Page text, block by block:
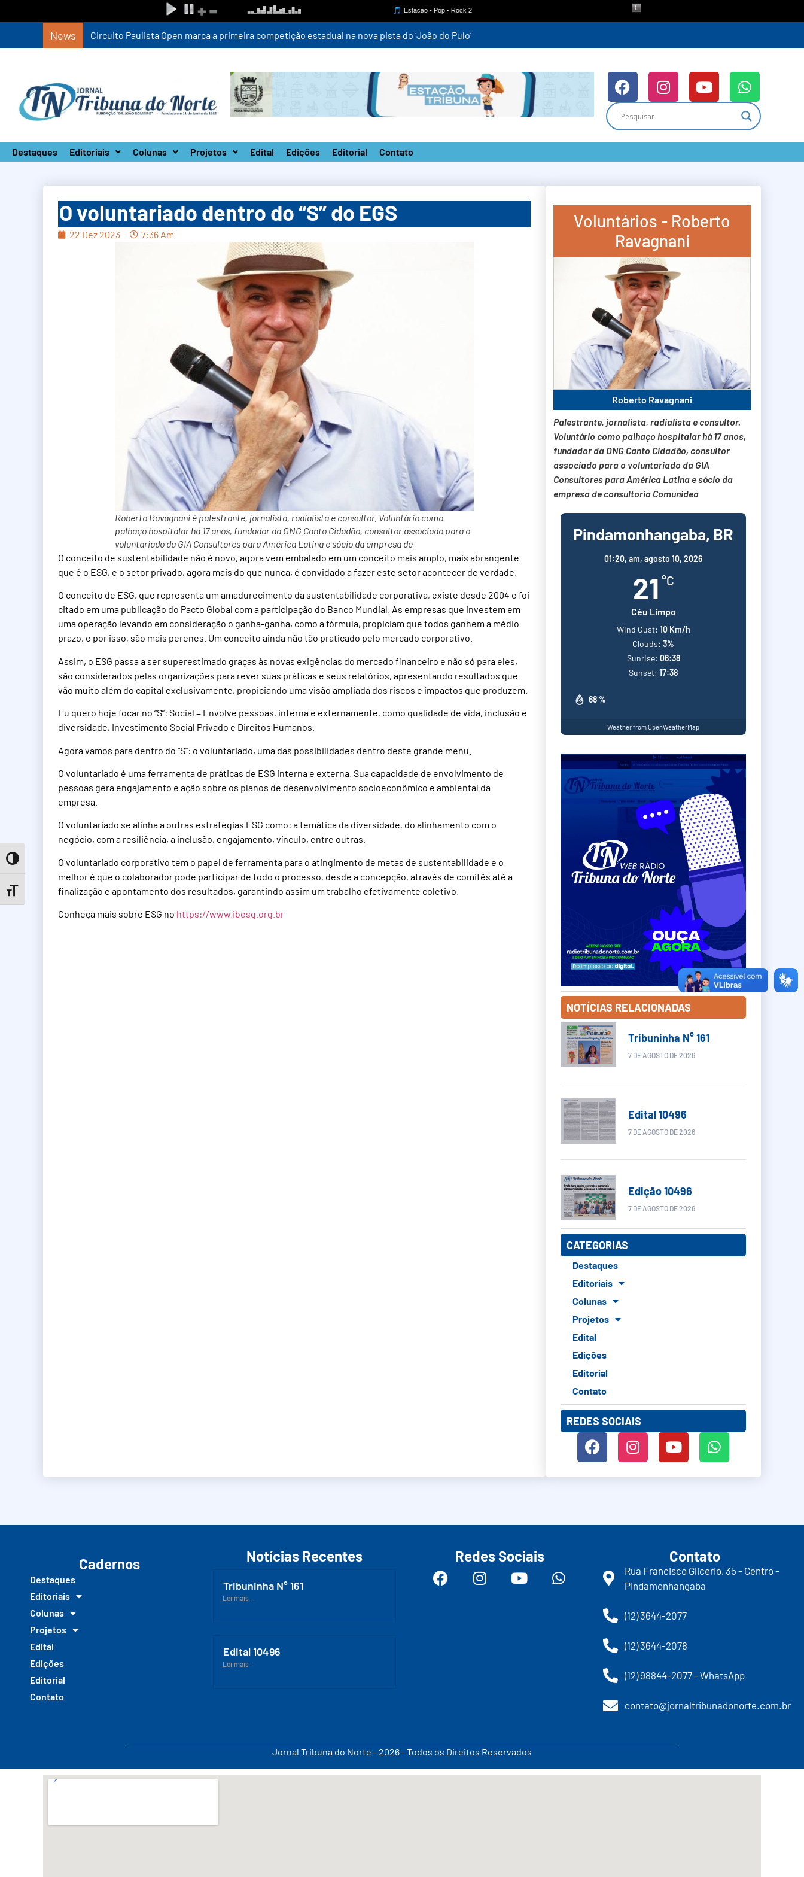
Toggle High Contrast
Toggle Font size
News Circuito Paulista Open marca a primeira competição estadual na nova pista do ‘João do Pulo’
Destaques Editoriais Colunas Projetos Edital Edições Editorial Contato
O voluntariado dentro do “S” do EGS
22 Dez 2023 7:36 Am
Roberto Ravagnani é palestrante, jornalista, radialista e consultor. Voluntário como
palhaço hospitalar há 17 anos, fundador da ONG Canto Cidadão, consultor associado para o
voluntariado da GIA Consultores para América Latina e sócio da empresa de
O conceito de sustentabilidade não é novo, agora vem embalado em um conceito mais amplo, mais abrangente
que é o ESG, e o setor privado, agora mais do que nunca, é convidado a fazer este setor acontecer de verdade.
O conceito de ESG, que representa um amadurecimento da sustentabilidade corporativa, existe desde 2004 e foi
citado em uma publicação do Pacto Global com a participação do Banco Mundial. As empresas que investem em
uma operação levando em consideração o ganha-ganha, como a fórmula, propiciam que todos ganhem a médio
prazo, e por isso, são mais perenes. Um conceito ainda não tão praticado pelo mercado corporativo.
Assim, o ESG passa a ser superestimado graças às novas exigências do mercado financeiro e não só para eles,
são considerados pelas organizações para rever suas práticas e seus relatórios, apresentando resultados que
vão muito além do capital exclusivamente, propiciando uma visão ampliada dos riscos e impactos que produzem.
Eu quero hoje focar no “S”: Social = Envolve pessoas, interna e externamente, como qualidade de vida, inclusão e
diversidade, Investimento Social Privado e Direitos Humanos.
Agora vamos para dentro do “S”: o voluntariado, uma das possibilidades dentro deste grande menu.
O voluntariado é uma ferramenta de práticas de ESG interna e externa. Sua capacidade de envolvimento de
pessoas gera engajamento e ação sobre os planos de desenvolvimento socioeconômico e ambiental da
empresa.
O voluntariado se alinha a outras estratégias ESG como: a temática da diversidade, do alinhamento com o
negócio, com a resiliência, a inclusão, engajamento, vínculo, entre outras.
O voluntariado corporativo tem o papel de ferramenta para o atingimento de metas de sustentabilidade e o
melhor é que o colaborador pode participar de todo o processo, desde a concepção, através de comitês até a
finalização e apontamento dos resultados, garantindo assim um trabalho efetivamente coletivo.
Conheça mais sobre ESG no https://www.ibesg.org.br
Voluntários - Roberto
Ravagnani
Roberto Ravagnani
Palestrante, jornalista, radialista e consultor.
Voluntário como palhaço hospitalar há 17 anos,
fundador da ONG Canto Cidadão, consultor
associado para o voluntariado da GIA
Consultores para América Latina e sócio da
empresa de consultoria Comunidea
Pindamonhangaba, BR
01:20, am, agosto 10, 2026
21 °C
Céu Limpo
68 %
Wind Gust: 10 Km/h
Clouds: 3%
Sunrise: 06:38
Sunset: 17:38
Weather from OpenWeatherMap
NOTÍCIAS RELACIONADAS
Tribuninha N° 161
7 DE AGOSTO DE 2026
Edital 10496
7 DE AGOSTO DE 2026
Edição 10496
7 DE AGOSTO DE 2026
CATEGORIAS
Destaques
Editoriais
Colunas
Projetos
Edital
Edições
Editorial
Contato
REDES SOCIAIS
Cadernos
Destaques
Editoriais
Colunas
Projetos
Edital
Edições
Editorial
Contato
Notícias Recentes
Tribuninha N° 161
Ler mais...
Edital 10496
Ler mais...
Redes Sociais Contato
Rua Francisco Glicerio, 35 - Centro -
Pindamonhangaba
(12) 3644-2077
(12) 3644-2078
(12) 98844-2077 - WhatsApp
contato@jornaltribunadonorte.com.br
Jornal Tribuna do Norte - 2026 - Todos os Direitos Reservados